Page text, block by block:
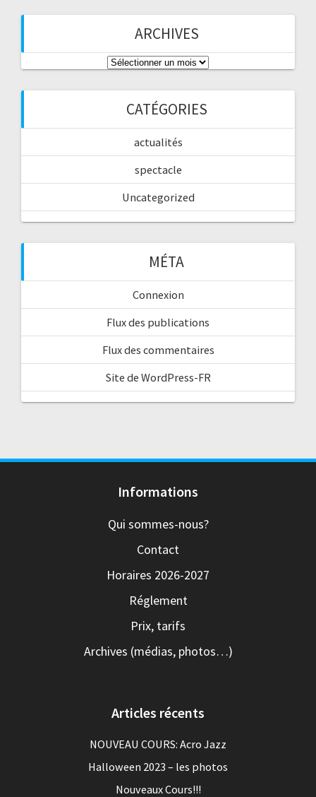
ARCHIVES
Archives
CATÉGORIES
actualités
spectacle
Uncategorized
MÉTA
Connexion
Flux des publications
Flux des commentaires
Site de WordPress-FR
Informations
Qui sommes-nous?
Contact
Horaires 2026-2027
Réglement
Prix, tarifs
Archives (médias, photos…)
Articles récents
NOUVEAU COURS: Acro Jazz
Halloween 2023 – les photos
Nouveaux Cours!!!